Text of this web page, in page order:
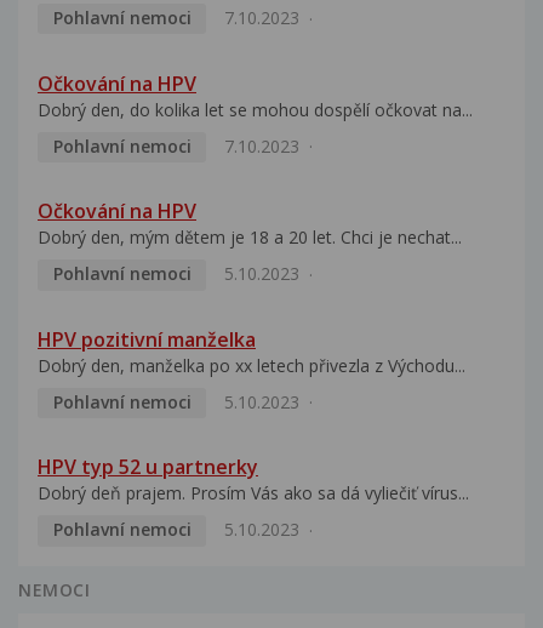
Pohlavní nemoci
7.10.2023
Očkování na HPV
Dobrý den, do kolika let se mohou dospělí očkovat na...
Pohlavní nemoci
7.10.2023
Očkování na HPV
Dobrý den, mým dětem je 18 a 20 let. Chci je nechat...
Pohlavní nemoci
5.10.2023
HPV pozitivní manželka
Dobrý den, manželka po xx letech přivezla z Východu...
Pohlavní nemoci
5.10.2023
HPV typ 52 u partnerky
Dobrý deň prajem. Prosím Vás ako sa dá vyliečiť vírus...
Pohlavní nemoci
5.10.2023
NEMOCI